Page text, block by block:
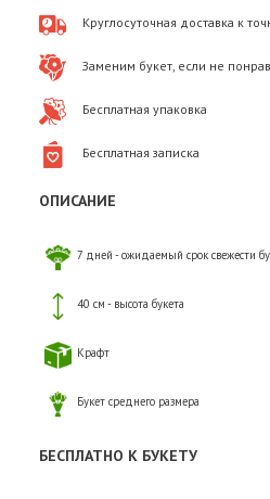
Круглосуточная доставка к
Заменим букет, если не
Бесплатная упаковка
Бесплатная записка
ОПИСАНИЕ
7 дней - ожидаемый срок свежести
40 см - высота букета
Крафт
Букет среднего размера
БЕСПЛАТНО К БУКЕТУ